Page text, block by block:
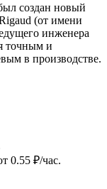
создан новый
(от имени
инженера
точным и
в производстве.
0.55 ₽/час.